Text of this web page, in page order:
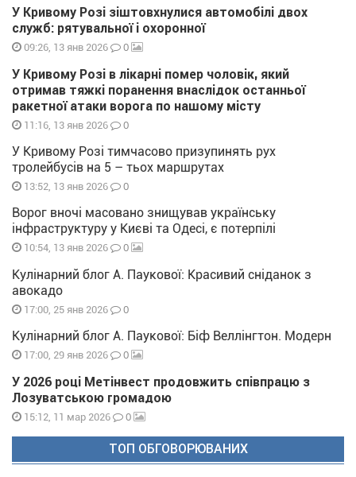
У Кривому Розі зіштовхнулися автомобілі двох
служб: рятувальної і охоронної
09:26, 13 янв 2026 0
У Кривому Розі в лікарні помер чоловік, який
отримав тяжкі поранення внаслідок останньої
ракетної атаки ворога по нашому місту
11:16, 13 янв 2026 0
У Кривому Розі тимчасово призупинять рух
тролейбусів на 5 – тьох маршрутах
13:52, 13 янв 2026 0
Ворог вночі масовано знищував українську
інфраструктуру у Києві та Одесі, є потерпілі
10:54, 13 янв 2026 0
Кулінарний блог А. Паукової: Красивий сніданок з
авокадо
17:00, 25 янв 2026 0
Кулінарний блог А. Паукової: Біф Веллінгтон. Модерн
17:00, 29 янв 2026 0
У 2026 році Метінвест продовжить співпрацю з
Лозуватською громадою
15:12, 11 мар 2026 0
ТОП ОБГОВОРЮВАНИХ